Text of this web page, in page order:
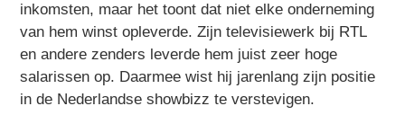
inkomsten, maar het toont dat niet elke onderneming
van hem winst opleverde. Zijn televisiewerk bij RTL
en andere zenders leverde hem juist zeer hoge
salarissen op. Daarmee wist hij jarenlang zijn positie
in de Nederlandse showbizz te verstevigen.